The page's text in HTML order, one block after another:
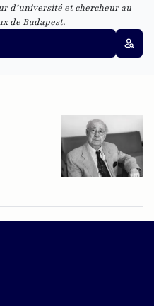
d’université et chercheur au
de Budapest.